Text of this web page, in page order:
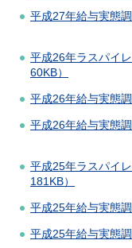
平成27年給与実態
平成26年ラスパイ
60KB）
平成26年給与実態
平成26年給与実態
平成25年ラスパイ
181KB）
平成25年給与実態
平成25年給与実態